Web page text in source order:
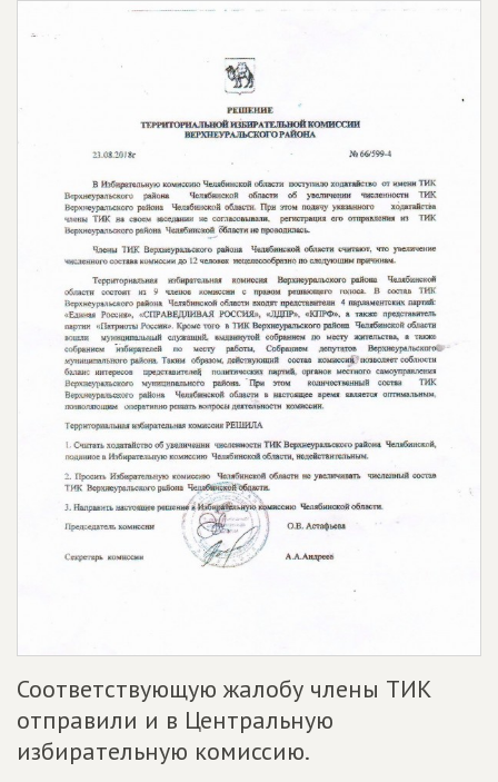
Соответствующую жалобу члены ТИК
отправили и в Центральную
избирательную комиссию.